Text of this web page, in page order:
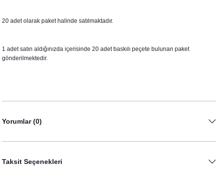
20 adet olarak paket halinde satılmaktadır.
1 adet satın aldığınızda içerisinde 20 adet baskılı peçete bulunan paket
gönderilmektedir.
Yorumlar (0)
Taksit Seçenekleri